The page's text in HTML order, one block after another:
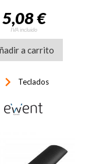
5,08 €
IVA incluido
a carrito
keyboard_arrow_right Teclados